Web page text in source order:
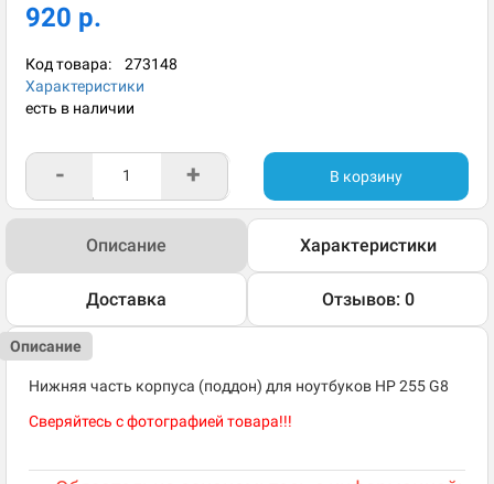
920 р.
Код товара: 273148
Характеристики
есть в наличии
- + В корзину
Описание Характеристики
Доставка Отзывов: 0
Описание
Нижняя часть корпуса (поддон) для ноутбуков HP 255 G8
Сверяйтесь с фотографией товара!!!